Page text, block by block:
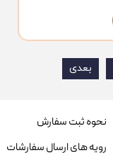
بعدی
نحوه ثبت سفارش
رویه های ارسال سفارشات